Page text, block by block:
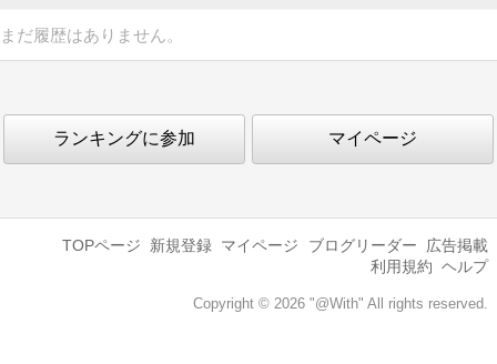
まだ履歴はありません。
ランキングに参加 マイページ
TOPページ 新規登録 マイページ ブログリーダー
広告掲載
利用規約 ヘルプ
Copyright © 2026 "@With" All rights reserved.